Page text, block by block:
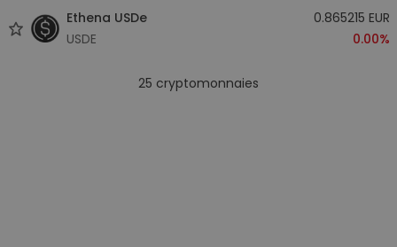
Ethena USDe
USDE
0.865215 EUR
0.00%
25 cryptomonnaies